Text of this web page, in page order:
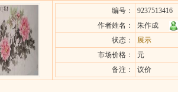
编号：
9237513416
作者姓名：
朱作成
状态：
展示
市场价格：
元
备注：
议价